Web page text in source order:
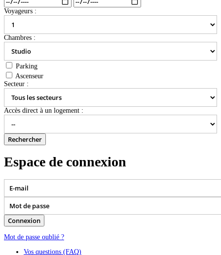
Voyageurs :
Chambres :
Parking
Ascenseur
Secteur :
Accès direct à un logement :
Espace de connexion
Mot de passe oublié ?
Vos questions (FAQ)